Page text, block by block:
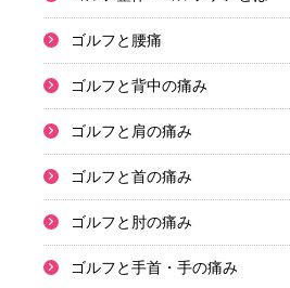
ゴルフと腰痛
ゴルフと背中の痛み
ゴルフと肩の痛み
ゴルフと首の痛み
ゴルフと肘の痛み
ゴルフと手首・手の痛み